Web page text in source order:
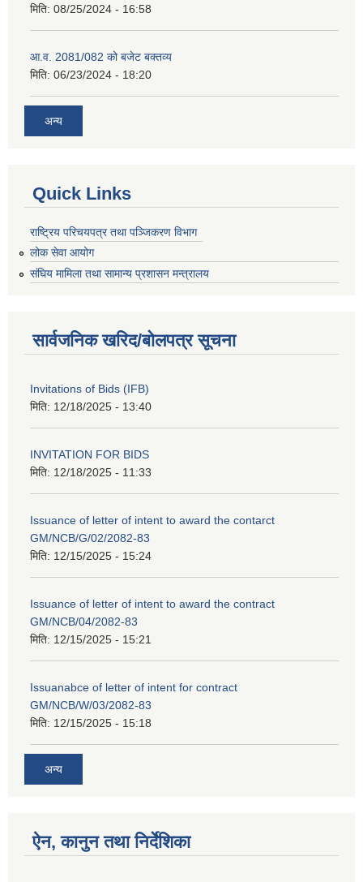
मिति: 08/25/2024 - 16:58
आ.व. 2081/082 को बजेट बक्तव्य
मिति: 06/23/2024 - 18:20
अन्य
Quick Links
राष्ट्रिय परिचयपत्र तथा पञ्जिकरण विभाग
लोक सेवा आयोग
संघिय मामिला तथा सामान्य प्रशासन मन्त्रालय
सार्वजनिक खरिद/बोलपत्र सूचना
Invitations of Bids (IFB)
मिति: 12/18/2025 - 13:40
INVITATION FOR BIDS
मिति: 12/18/2025 - 11:33
Issuance of letter of intent to award the contarct
GM/NCB/G/02/2082-83
मिति: 12/15/2025 - 15:24
Issuance of letter of intent to award the contract
GM/NCB/04/2082-83
मिति: 12/15/2025 - 15:21
Issuanabce of letter of intent for contract
GM/NCB/W/03/2082-83
मिति: 12/15/2025 - 15:18
अन्य
ऐन, कानुन तथा निर्देशिका